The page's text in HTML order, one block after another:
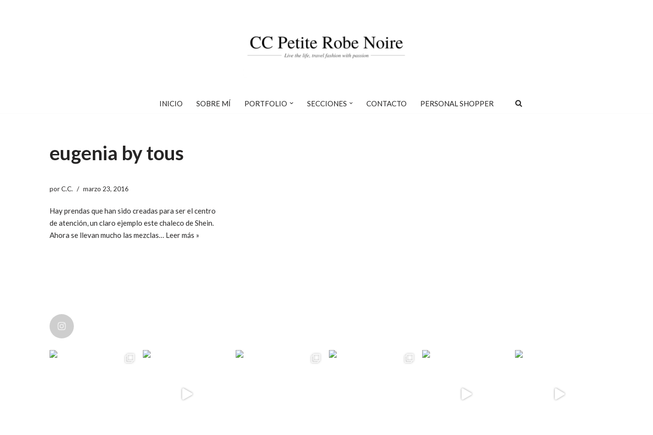
INICIO SOBRE MÍ PORTFOLIO SECCIONES CONTACTO PERSONAL SHOPPER
eugenia by tous
porC.C. marzo 23, 2016
Hay prendas que han sido creadas para ser el centro
de atención, un claro ejemplo este chaleco de Shein.
Ahora se llevan mucho las mezclas… Leer más »